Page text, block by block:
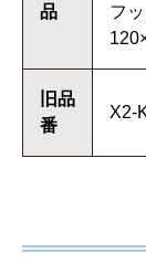
品
フ
旧品
番
X2-